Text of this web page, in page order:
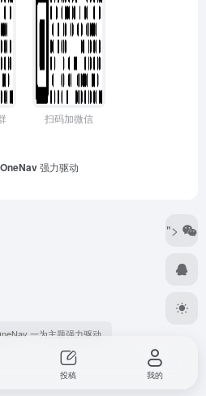
扫码加微信
OneNav强力驱动
">
投稿 我的
一为主题强力驱动